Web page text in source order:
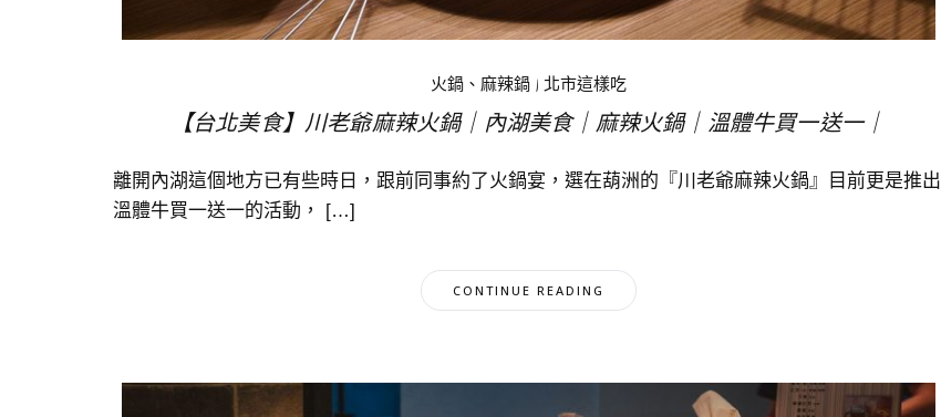
火鍋、麻辣鍋| 北市這樣吃
【台北美食】川老爺麻辣火鍋｜內湖美食｜麻辣火鍋｜溫體牛買一送一｜
離開內湖這個地方已有些時日，跟前同事約了火鍋宴，選在葫洲的『川老爺麻辣火鍋』目前更是推出
溫體牛買一送一的活動， […]
CONTINUE READING